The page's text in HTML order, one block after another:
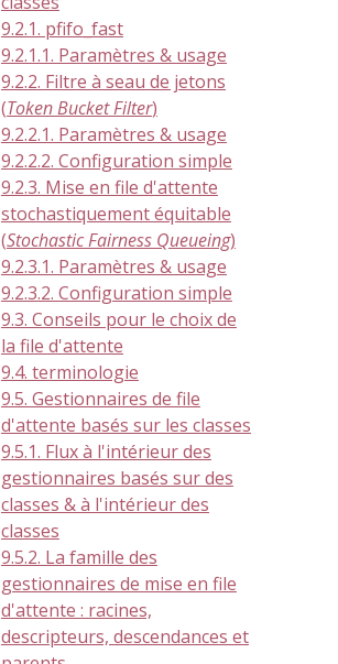
9.2.1. pfifo_fast
9.2.1.1. Paramètres & usage
9.2.2. Filtre à seau de jetons
(Token Bucket Filter)
9.2.2.1. Paramètres & usage
9.2.2.2. Configuration simple
9.2.3. Mise en file d'attente
stochastiquement équitable
(Stochastic Fairness Queueing)
9.2.3.1. Paramètres & usage
9.2.3.2. Configuration simple
9.3. Conseils pour le choix de
la file d'attente
9.4. terminologie
9.5. Gestionnaires de file
d'attente basés sur les classes
9.5.1. Flux à l'intérieur des
gestionnaires basés sur des
classes & à l'intérieur des
classes
9.5.2. La famille des
gestionnaires de mise en file
d'attente : racines,
descripteurs, descendances et